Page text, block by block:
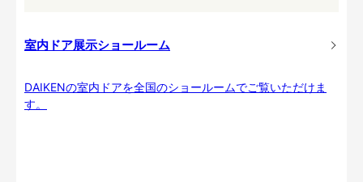
室内ドア展示ショールーム
DAIKENの室内ドアを全国のショールームでご覧いただけま
す。